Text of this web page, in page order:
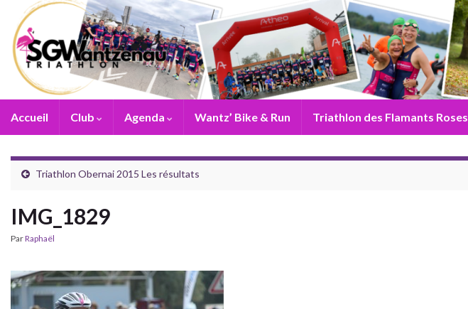
Accueil Club Agenda Wantz’ Bike & Run Triathlon des Flamants Roses
Triathlon Obernai 2015 Les résultats
IMG_1829
ParRaphaël